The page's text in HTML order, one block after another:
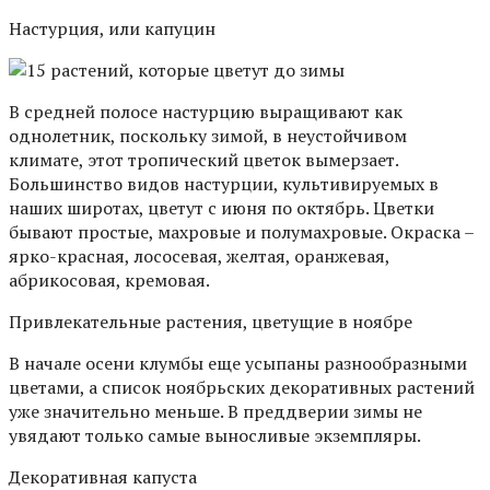
Настурция, или капуцин
В средней полосе настурцию выращивают как
однолетник, поскольку зимой, в неустойчивом
климате, этот тропический цветок вымерзает.
Большинство видов настурции, культивируемых в
наших широтах, цветут с июня по октябрь. Цветки
бывают простые, махровые и полумахровые. Окраска –
ярко-красная, лососевая, желтая, оранжевая,
абрикосовая, кремовая.
Привлекательные растения, цветущие в ноябре
В начале осени клумбы еще усыпаны разнообразными
цветами, а список ноябрьских декоративных растений
уже значительно меньше. В преддверии зимы не
увядают только самые выносливые экземпляры.
Декоративная капуста